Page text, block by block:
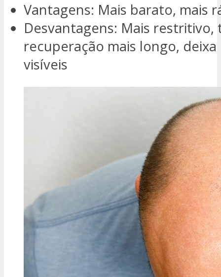
Vantagens: Mais barato, mais
Desvantagens: Mais restritivo,
recuperação mais longo, deixa
visíveis